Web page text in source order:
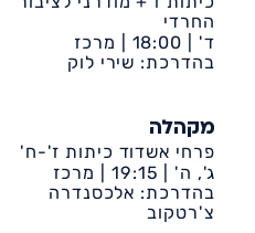
החרדי
ד' | 18:00 |
מרכז
קהילתי דיונה
בהדרכת: שירי לוק
מקהלה
פרחי אשדוד כיתות ז'-ח'
ג', ה' | 19:15 |
מרכז
קהילתי דיונה
בהדרכת: אלכסנדרה
צ'רטקוב